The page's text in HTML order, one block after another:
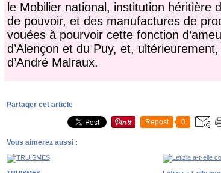
le Mobilier national, institution héritière
de pouvoir, et des manufactures de
vouées à pourvoir cette fonction
d’Alençon et du Puy, et,
d’André Malraux.
Partager cet article
Repost 0
Vous aimerez aussi :